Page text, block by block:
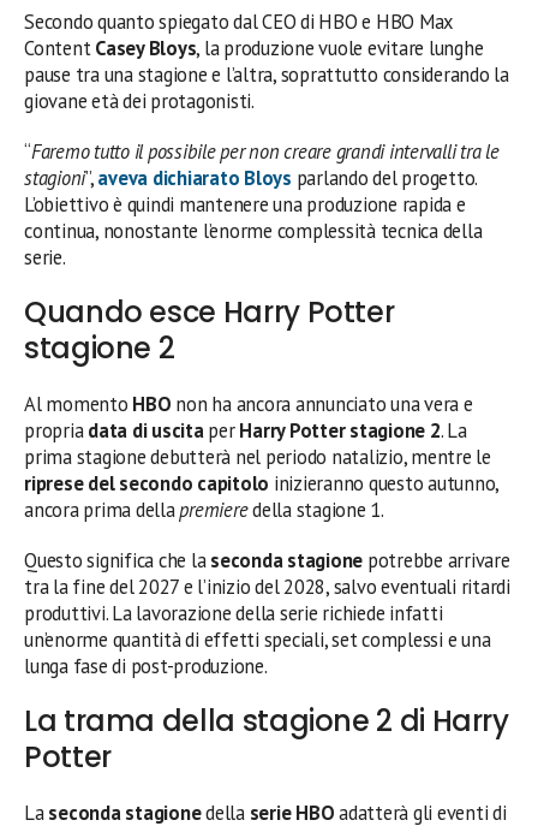
Secondo quanto spiegato dal CEO di HBO e HBO Max
ContentCasey Bloys, la produzione vuole evitare lunghe
pause tra una stagione e l’altra, soprattutto considerando la
giovane età dei protagonisti.
“Faremo tutto il possibile per non creare grandi intervalli tra le
stagioni”,aveva dichiarato Bloys parlando del progetto.
L’obiettivo è quindi mantenere una produzione rapida e
continua, nonostante l’enorme complessità tecnica della
serie.
Quando esce Harry Potter
stagione 2
Al momento HBO non ha ancora annunciato una vera e
propriadata di uscitaperHarry Potter stagione 2. La
prima stagione debutterà nel periodo natalizio, mentre le
riprese del secondo capitolo inizieranno questo autunno,
ancora prima dellapremieredella stagione 1.
Questo significa che laseconda stagione potrebbe arrivare
tra la fine del 2027 e l’inizio del 2028, salvo eventuali ritardi
produttivi. La lavorazione della serie richiede infatti
un’enorme quantità di effetti speciali, set complessi e una
lunga fase di post-produzione.
La trama della stagione 2 di Harry
Potter
Laseconda stagionedella serie HBOadatterà gli eventi di